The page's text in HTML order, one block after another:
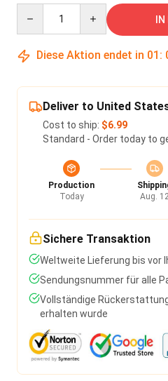
Diese Aktion endet in 01 :
Deliver to United
Cost to ship: $6.99
Standard - Order today to
Production
Today
Aug.
Sichere Transaktion
Weltweite Lieferung bis vor
Sendungsnummer für alle
Vollständige
erhalten wurde